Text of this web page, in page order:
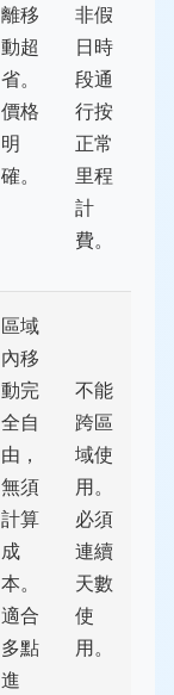
離移
動超
省。
價格
明
確。
非假
日時
段通
行按
正常
里程
計
費。
區域
內移
動完
全自
由，
無須
計算
成
本。
適合
多點
進
不能
跨區
域使
用。
必須
連續
天數
使
用。